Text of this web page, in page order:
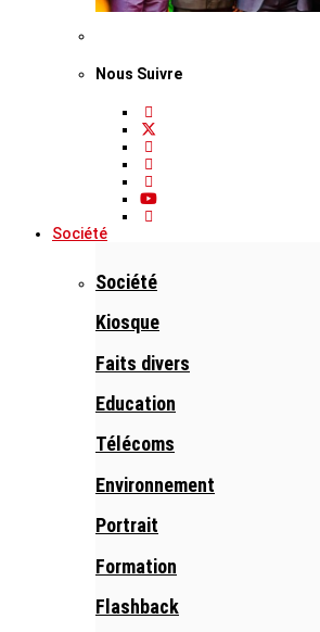
Nous Suivre
Société
Société
Kiosque
Faits divers
Education
Télécoms
Environnement
Portrait
Formation
Flashback